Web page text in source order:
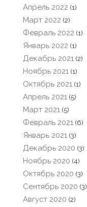
Апрель 2022 (1)
Март 2022 (2)
Февраль 2022 (1)
Январь 2022 (1)
Декабрь 2021 (2)
Ноябрь 2021 (1)
Октябрь 2021 (1)
Апрель 2021 (5)
Март 2021 (5)
Февраль 2021 (6)
Январь 2021 (3)
Декабрь 2020 (3)
Ноябрь 2020 (4)
Октябрь 2020 (3)
Сентябрь 2020 (3)
Август 2020 (2)